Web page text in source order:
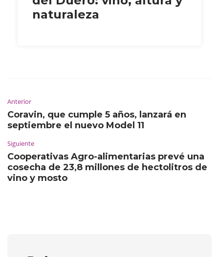
naturaleza
Anterior
Coravin, que cumple 5 años, lanzará en
septiembre el nuevo Model 11
Siguiente
Cooperativas Agro-alimentarias prevé una
cosecha de 23,8 millones de hectolitros de
vino y mosto